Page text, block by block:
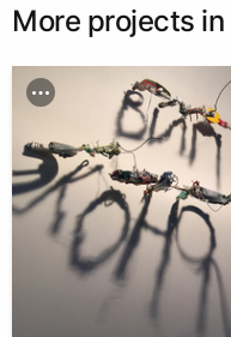
More projects in